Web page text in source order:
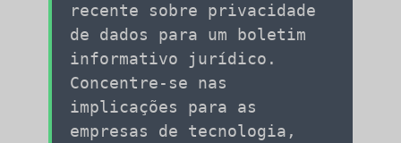
recente sobre privacidade
de dados para um boletim
informativo jurídico.
Concentre-se nas
implicações para as
empresas de tecnologia,